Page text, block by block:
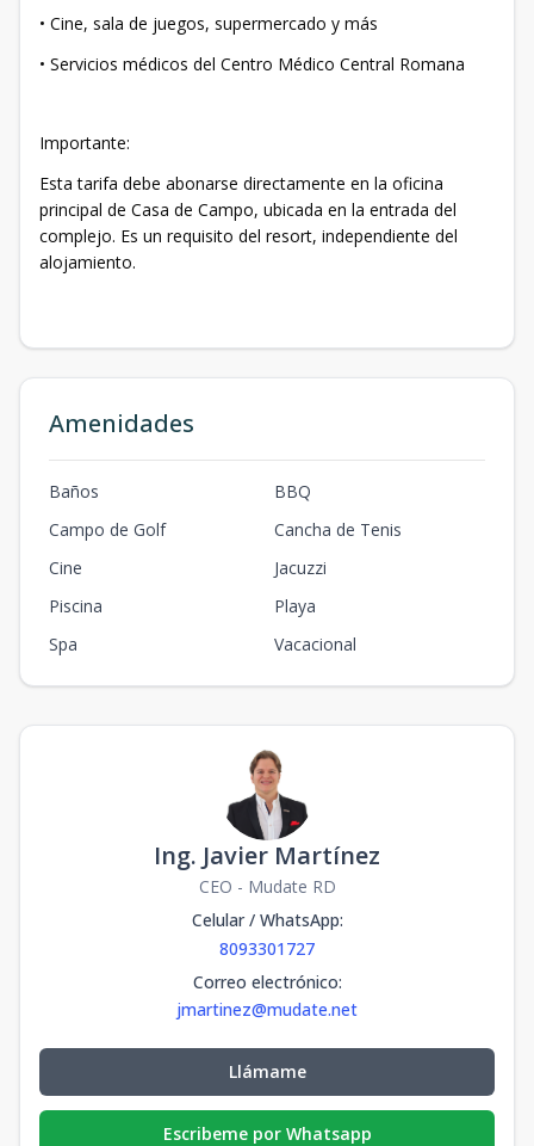
• Cine, sala de juegos, supermercado y más
• Servicios médicos del Centro Médico Central Romana
Importante:
Esta tarifa debe abonarse directamente en la oficina
principal de Casa de Campo, ubicada en la entrada del
complejo. Es un requisito del resort, independiente del
alojamiento.
Amenidades
Baños
BBQ
Campo de Golf
Cancha de Tenis
Cine
Jacuzzi
Piscina
Playa
Spa
Vacacional
Ing. Javier Martínez
CEO - Mudate RD
Celular / WhatsApp:
8093301727
Correo electrónico:
jmartinez@mudate.net
Llámame
Escribeme por Whatsapp